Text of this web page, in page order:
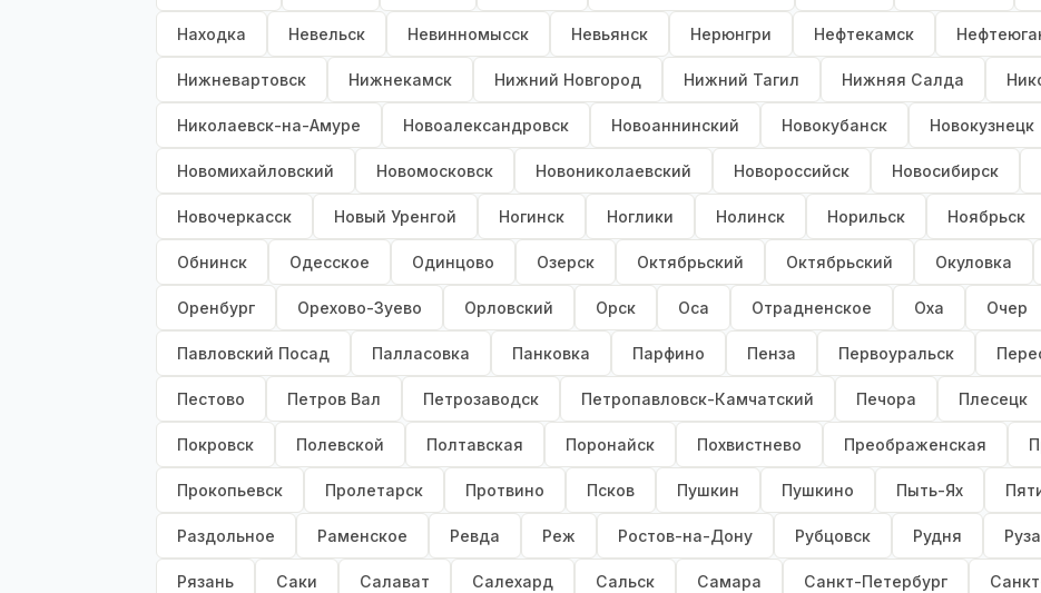
Находка Невельск Невинномысск Невьянск Нерюнгри Нефтекамск
Нижневартовск Нижнекамск Нижний Новгород Нижний Тагил Нижняя Салда
Николаевск-на-Амуре Новоалександровск Новоаннинский Новокубанск Новокузнецк
Новомихайловский Новомосковск Новониколаевский Новороссийск Новосибирск
Новочеркасск Новый Уренгой Ногинск Ноглики Нолинск Норильск Ноябрьск
Обнинск Одесское Одинцово Озерск Октябрьский Октябрьский Окуловка
Оренбург Орехово-Зуево Орловский Орск Оса Отрадненское Оха Очер
Павловский Посад Палласовка Панковка Парфино Пенза Первоуральск
Пестово Петров Вал Петрозаводск Петропавловск-Камчатский Печора Плесецк
Покровск Полевской Полтавская Поронайск Похвистнево Преображенская
Прокопьевск Пролетарск Протвино Псков Пушкин Пушкино Пыть-Ях
Раздольное Раменское Ревда Реж Ростов-на-Дону Рубцовск Рудня Руза
Рязань Саки Салават Салехард Сальск Самара Санкт-Петербург